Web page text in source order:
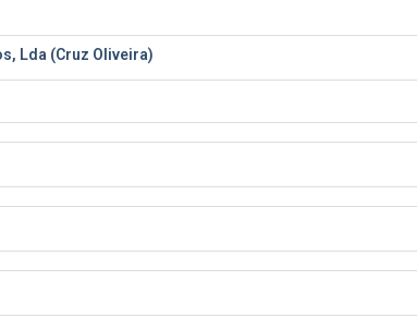
Lda (Cruz Oliveira)